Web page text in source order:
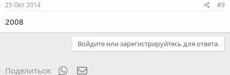
25 Окт 2014 #9
2008
Войдите или зарегистрируйтесь для ответа.
Поделиться: WhatsApp